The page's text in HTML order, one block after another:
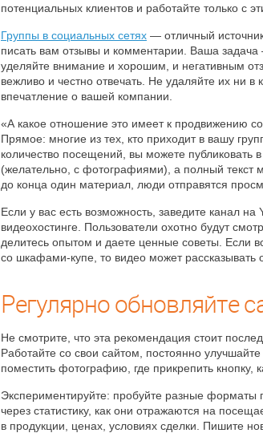
потенциальных клиентов и работайте только с
Группы в социальных сетях — отличный
писать вам отзывы и комментарии. Ваша
уделяйте внимание и хорошим, и негативным
вежливо и честно отвечать. Не удаляйте их ни
впечатление о вашей компании.
«А какое отношение это имеет к продвижению
Прямое: многие из тех, кто приходит в вашу
количество посещений, вы можете публиковать
(желательно, с фотографиями), а полный текст
до конца один материал, люди отправятся
Если у вас есть возможность, заведите канал
видеохостинге. Пользователи охотно будут
делитесь опытом и даете ценные советы. Если
со шкафами-купе, то видео может рассказывать
Регулярно обновляйте
Не смотрите, что эта рекомендация стоит
Работайте со свои сайтом, постоянно
поместить фотографию, где прикрепить кнопку,
Экспериментируйте: пробуйте разные
через статистику, как они отражаются на
в продукции, ценах, условиях сделки. Пишите